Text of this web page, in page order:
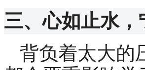
三、心如止水
背负着太大的